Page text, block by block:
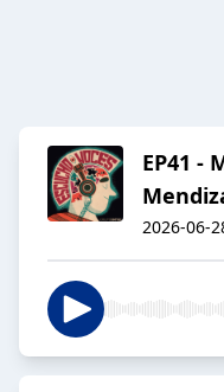
EP41 -
2026-06-